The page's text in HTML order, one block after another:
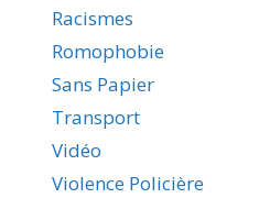
Racismes
Romophobie
Sans Papier
Transport
Vidéo
Violence Policière